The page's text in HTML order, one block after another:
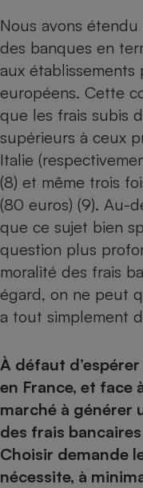
Nous avons
des banques en
aux établissements
européens. Cette
que les frais subis
supérieurs à ceux
Italie
(8) et même trois
(80 euros) (9). Au-
que ce sujet bien
question plus
moralité des frais
égard, on ne peut
a tout simplement
À défaut
en France, et face
marché à générer
des frais
Choisir demande
nécessite, à